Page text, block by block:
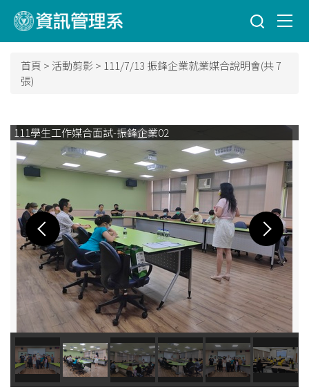
到
主
首頁 > 活動剪影 > 111/7/13 振鋒企業就業媒合說明會(共 7
張)
111學生工作媒合面試-振鋒企業03